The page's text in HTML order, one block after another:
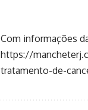
Com informações
https://
tratamento-de-